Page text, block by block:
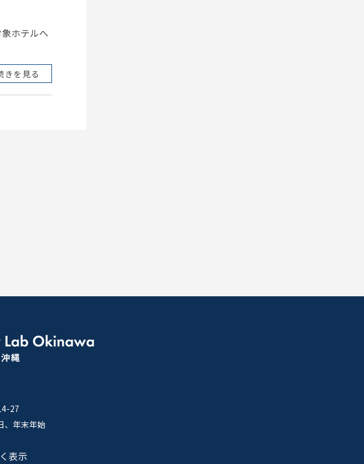
ホテルへ
きを見る
27
、年末年始
表示